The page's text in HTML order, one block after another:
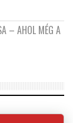
– AHOL MÉG A